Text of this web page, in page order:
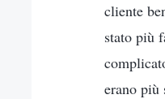
cliente
stato più
erano più